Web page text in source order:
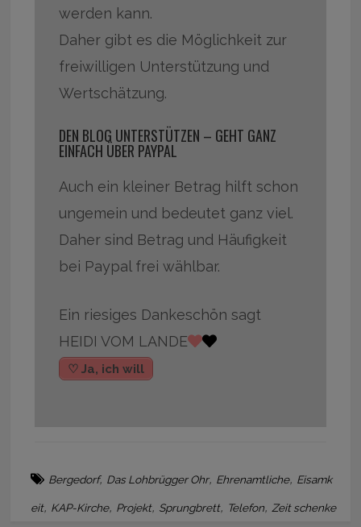
werden kann.
Daher gibt es die Möglichkeit zur
freiwilligen Unterstützung und
Wertschätzung.
DEN BLOG UNTERSTÜTZEN – GEHT GANZ
EINFACH ÜBER PAYPAL
Auch ein kleiner Betrag hilft schon
ungemein und bedeutet ganz viel.
Daher sind Betrag und Häufigkeit
bei Paypal frei wählbar.
Ein riesiges Dankeschön sagt
HEIDI VOM LANDE
♡ Ja, ich will
Bergedorf, Das Lohbrügger Ohr, Ehrenamtliche, Eisamk
eit, KAP-Kirche, Projekt, Sprungbrett, Telefon, Zeit schenke